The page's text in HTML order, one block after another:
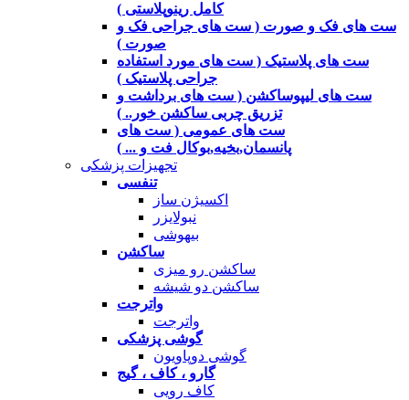
کامل رینوپلاستی )
ست های فک و صورت ( ست های جراحی فک و
صورت )
ست های پلاستیک ( ست های مورد استفاده
جراحی پلاستیک )
ست های لیپوساکشن ( ست های برداشت و
تزریق چربی ساکشن خور.. )
ست های عمومی ( ست های
پانسمان,بخیه,بوکال فت و ... )
تجهیزات پزشکی
تنفسی
اکسیژن ساز
نبولایزر
بیهوشی
ساکشن
ساکشن رو میزی
ساکشن دو شیشه
واترجت
واترجت
گوشی پزشکی
گوشی دوپاویون
گارو ، کاف ، گیج
کاف رویی